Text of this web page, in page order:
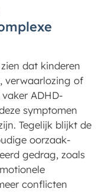
dat kinderen
verwaarlozing of
ADHD-
symptomen
Tegelijk blijkt de
oorzaak-
gedrag, zoals
conflicten